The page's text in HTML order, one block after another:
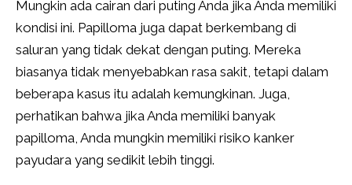
Mungkin ada cairan dari puting Anda jika Anda memiliki
kondisi ini. Papilloma juga dapat berkembang di
saluran yang tidak dekat dengan puting. Mereka
biasanya tidak menyebabkan rasa sakit, tetapi dalam
beberapa kasus itu adalah kemungkinan. Juga,
perhatikan bahwa jika Anda memiliki banyak
papilloma, Anda mungkin memiliki risiko kanker
payudara yang sedikit lebih tinggi.